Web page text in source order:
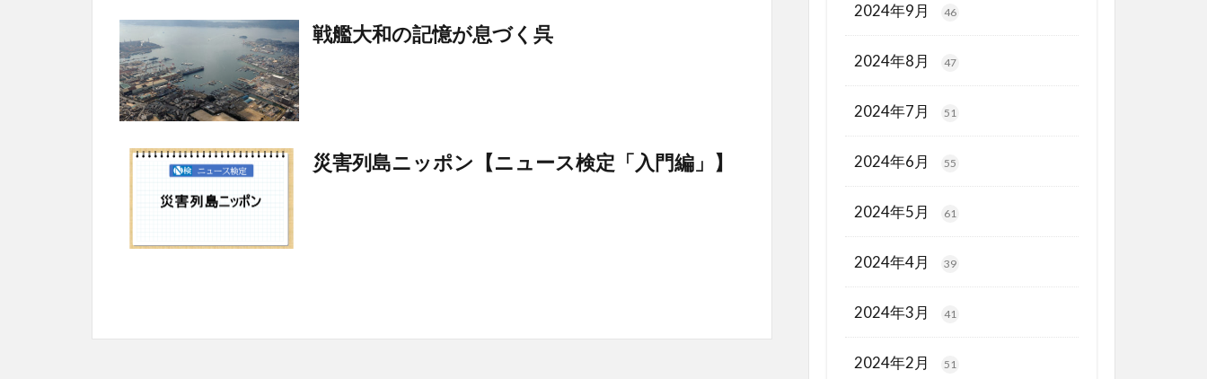
戦艦大和の記憶が息づく呉
災害列島ニッポン【ニュース検定「入門編」】
2024年9月 46
2024年8月 47
2024年7月 51
2024年6月 55
2024年5月 61
2024年4月 39
2024年3月 41
2024年2月 51